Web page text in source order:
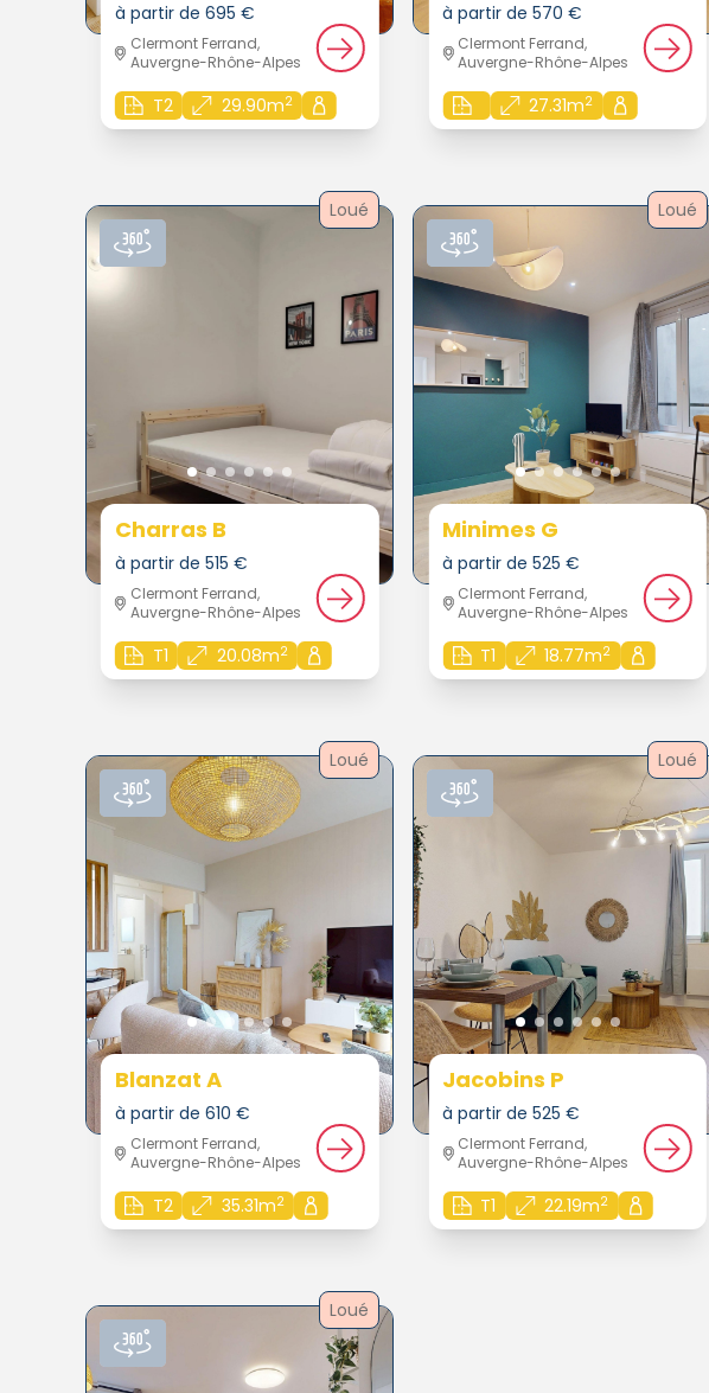
à partir de 695 €
Clermont Ferrand,
Auvergne-Rhône-Alpes
T2 29.90m2
à partir de 570 €
Clermont Ferrand,
Auvergne-Rhône-Alpes
27.31m2
Loué
Charras B
à partir de 515 €
Clermont Ferrand,
Auvergne-Rhône-Alpes
T1 20.08m2
Loué
Minimes G
à partir de 525 €
Clermont Ferrand,
Auvergne-Rhône-Alpes
T1 18.77m2
Loué
Blanzat A
à partir de 610 €
Clermont Ferrand,
Auvergne-Rhône-Alpes
T2 35.31m2
Loué
Jacobins P
à partir de 525 €
Clermont Ferrand,
Auvergne-Rhône-Alpes
T1 22.19m2
Loué